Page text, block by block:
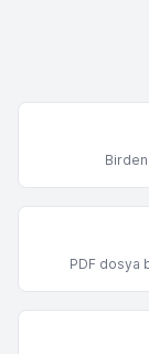
PDF dosya